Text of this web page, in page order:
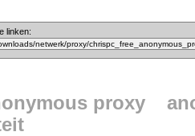
linken:
proxy